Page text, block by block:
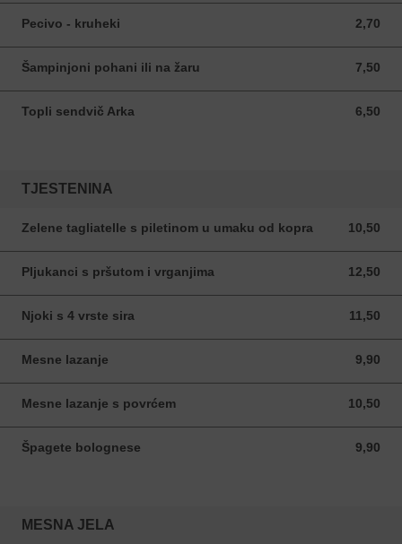
Pecivo - kruheki 2,70
2,70 EUR
Šampinjoni pohani ili na žaru 7,50
7,50 EUR
Topli sendvič Arka 6,50
6,50 EUR
TJESTENINA
Zelene tagliatelle s piletinom u umaku od kopra 10,50
10,50 EUR
Pljukanci s pršutom i vrganjima 12,50
12,50 EUR
Njoki s 4 vrste sira 11,50
11,50 EUR
Mesne lazanje 9,90
9,90 EUR
Mesne lazanje s povrćem 10,50
10,50 EUR
Špagete bolognese 9,90
9,90 EUR
MESNA JELA